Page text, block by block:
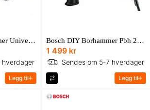
Bosch DIY Borhammer Universal 18V Solo
hverdager
Legg til
Bosch DIY Borhammer Pbh 2100 Re
1 499 kr
Sendes om 5-7 hverdager
Legg til